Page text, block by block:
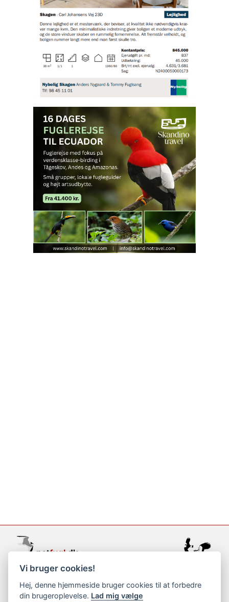
support@netfugl.dk
copyright © 2002-2023
Vi bruger cookies!
Hej, denne hjemmeside bruger cookies til at forbedre
din brugeroplevelse. Lad mig vælge